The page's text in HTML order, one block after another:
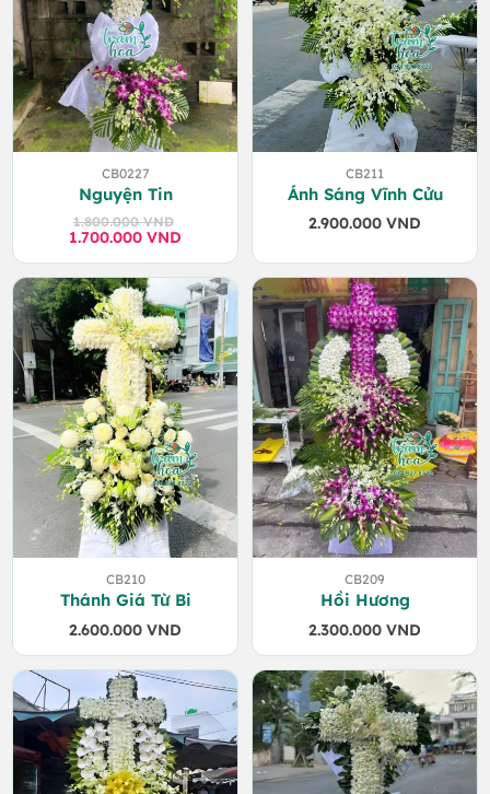
CB0227
Nguyện Tin
1.800.000VND
Giá
1.800.000 VND.
1.700.000 VND
Giá
là:
1.700.000 VND.
CB211
Ánh Sáng Vĩnh Cửu
2.900.000 VND
CB210
Thánh Giá Từ Bi
2.600.000 VND
CB209
Hồi Hương
2.300.000 VND